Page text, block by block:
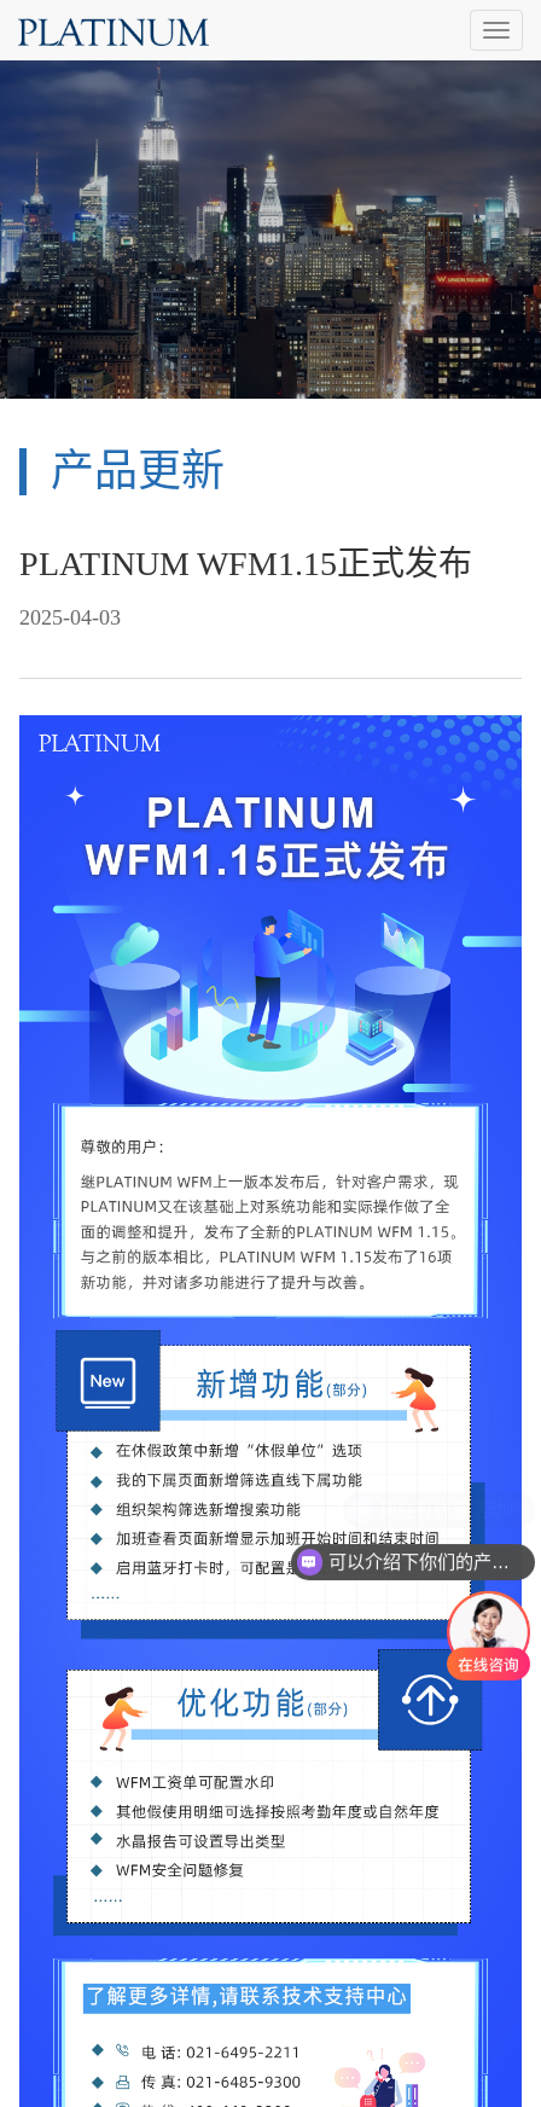
Toggle
产品更新
PLATINUM WFM1.15正式发布
2025-04-03
可以介绍下你们的产品么